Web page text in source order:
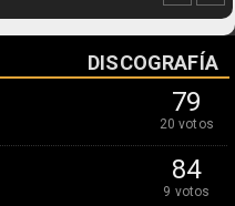
DISCOGRAFÍA
79
20 votos
84
9 votos